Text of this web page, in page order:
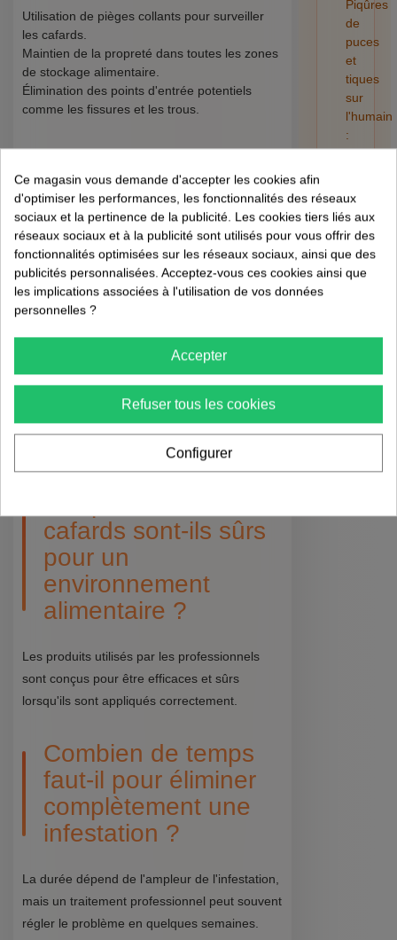
Utilisation de pièges collants pour surveiller
les cafards.
Maintien de la propreté dans toutes les zones
de stockage alimentaire.
Élimination des points d'entrée potentiels
comme les fissures et les trous.
aux Questions
Fréquentes
Quels sont les
premiers signes
d'une infestation de
Des excréments ressemblant à du poivre
désagréable peuvent indiquer leur présence.
cafards sont-ils sûrs
pour un
environnement
alimentaire ?
Les produits utilisés par les professionnels
sont conçus pour être efficaces et sûrs
lorsqu'ils sont appliqués correctement.
Combien de temps
faut-il pour éliminer
complètement une
infestation ?
La durée dépend de l'ampleur de l'infestation,
mais un traitement professionnel peut souvent
régler le problème en quelques semaines.
Piqûres
de
puces
et
tiques
sur
l'humain
:
risques,
01/08/
Ce magasin vous demande d'accepter les cookies afin
d'optimiser les performances, les fonctionnalités des réseaux
sociaux et la pertinence de la publicité. Les cookies tiers liés aux
réseaux sociaux et à la publicité sont utilisés pour vous offrir des
fonctionnalités optimisées sur les réseaux sociaux, ainsi que des
publicités personnalisées. Acceptez-vous ces cookies ainsi que
les implications associées à l'utilisation de vos données
personnelles ?
Accepter
Refuser tous les cookies
Configurer